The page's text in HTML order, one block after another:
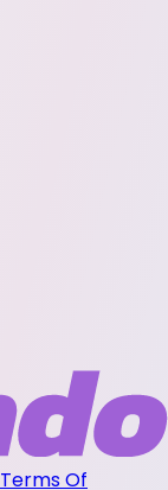
Terms Of